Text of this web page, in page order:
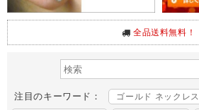
全品送料無料！
注目のキーワード： ゴールド ネックレス